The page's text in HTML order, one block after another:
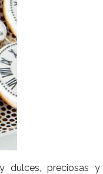
dulces, preciosas y